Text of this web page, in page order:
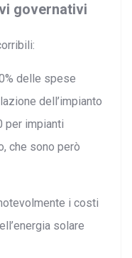
governativi
delle spese
dell’impianto
per impianti
che sono però
i costi
solare